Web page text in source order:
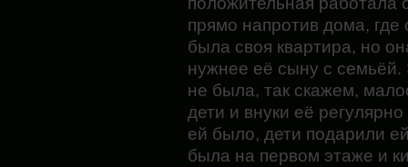
прямо напротив дома,
была своя квартира, но
нужнее её сыну с семьёй.
не была, так скажем,
дети и внуки её
ей было, дети подарили
была на первом этаже и